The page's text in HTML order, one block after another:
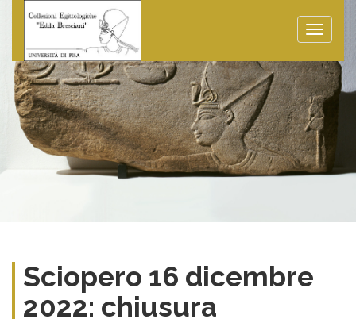
Toggle
Sciopero 16 dicembre
2022: chiusura